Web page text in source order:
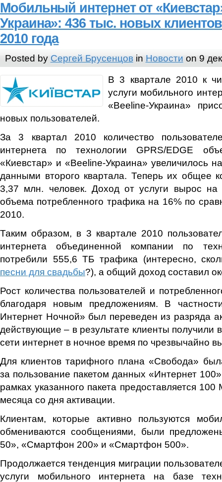
Мобильный интернет от
Украина»: 436 тыс. новых
2010 года
Posted by Сергей Брусенцовin Новости on 9
В 3 квартале 2010 к
услуги мобильного
«Beeline-Украина»
новых пользователей.
За 3 квартал 2010 количество
интернета по технологии GPRS/EDGE
«Киевстар» и «Beeline-Украина» увеличилось
данными второго квартала. Теперь их общее
3,37 млн. человек. Доход от услуги вырос на
объема потребленного трафика на 16% по
2010.
Таким образом, в 3 квартале 2010
интернета объединенной компании по
потребили 555,6 ТБ трафика (интересно,
песни для свадьбы?), а общий доход составил
Рост количества пользователей и
благодаря новым предложениям. В
Интернет Ночной» был переведен из разряда
действующие – в результате клиенты получили
сети интернет в ночное время по чрезвычайно
Для клиентов тарифного плана «Свобода»
за пользование пакетом данных «Интернет
рамках указанного пакета предоставляется
месяца со дня активации.
Клиентам, которые активно пользуются
обмениваются сообщениями, были
50», «Смартфон 200» и «Смартфон 500».
Продолжается тенденция миграции
услуги мобильного интернета на базе